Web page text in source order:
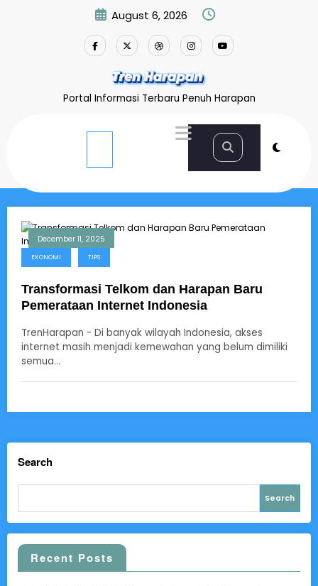
August 6, 2026
Portal Informasi Terbaru Penuh Harapan
December 11, 2025
EKONOMI TIPS
Transformasi Telkom dan Harapan Baru
Pemerataan Internet Indonesia
TrenHarapan - Di banyak wilayah Indonesia, akses
internet masih menjadi kemewahan yang belum dimiliki
semua…
Search
Search
Recent Posts